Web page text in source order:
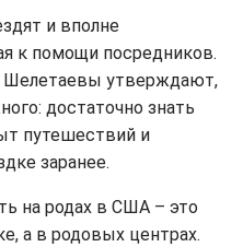
и вполне
к помощи посредников.
Шелетаевы утверждают,
достаточно знать
путешествий и
заранее.
на родах в США – это
а в родовых центрах.